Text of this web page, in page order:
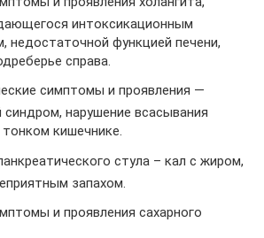
интоксикационным
недостаточной функцией печени,
справа.
симптомы и проявления —
нарушение всасывания
кишечнике.
стула – кал с жиром,
запахом.
и проявления сахарного